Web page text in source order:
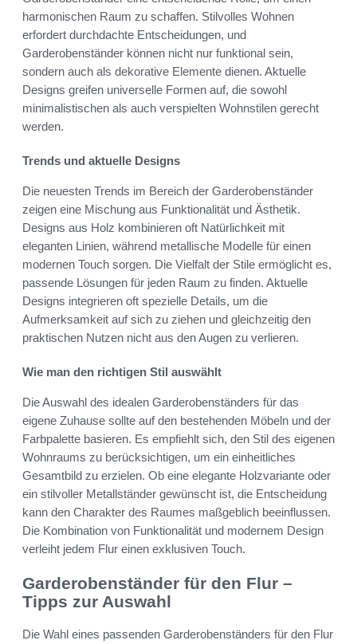
harmonischen Raum zu schaffen. Stilvolles Wohnen
erfordert durchdachte Entscheidungen, und
Garderobenständer können nicht nur funktional sein,
sondern auch als dekorative Elemente dienen. Aktuelle
Designs greifen universelle Formen auf, die sowohl
minimalistischen als auch verspielten Wohnstilen gerecht
werden.
Trends und aktuelle Designs
Die neuesten Trends im Bereich der Garderobenständer
zeigen eine Mischung aus Funktionalität und Ästhetik.
Designs aus Holz kombinieren oft Natürlichkeit mit
eleganten Linien, während metallische Modelle für einen
modernen Touch sorgen. Die Vielfalt der Stile ermöglicht es,
passende Lösungen für jeden Raum zu finden. Aktuelle
Designs integrieren oft spezielle Details, um die
Aufmerksamkeit auf sich zu ziehen und gleichzeitig den
praktischen Nutzen nicht aus den Augen zu verlieren.
Wie man den richtigen Stil auswählt
Die Auswahl des idealen Garderobenständers für das
eigene Zuhause sollte auf den bestehenden Möbeln und der
Farbpalette basieren. Es empfiehlt sich, den Stil des eigenen
Wohnraums zu berücksichtigen, um ein einheitliches
Gesamtbild zu erzielen. Ob eine elegante Holzvariante oder
ein stilvoller Metallständer gewünscht ist, die Entscheidung
kann den Charakter des Raumes maßgeblich beeinflussen.
Die Kombination von Funktionalität und modernem Design
verleiht jedem Flur einen exklusiven Touch.
Garderobenständer für den Flur –
Tipps zur Auswahl
Die Wahl eines passenden Garderobenständers für den Flur